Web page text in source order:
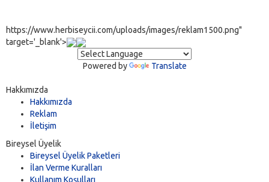
https://www.herbiseycii.com/uploads/images/reklam1500.png"
target='_blank'>
Powered by Translate
Hakkımızda
Hakkımızda
Reklam
İletişim
Bireysel Üyelik
Bireysel Üyelik Paketleri
İlan Verme Kuralları
Kullanım Koşulları